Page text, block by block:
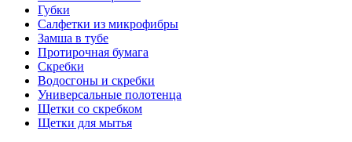
Губки
Салфетки из микрофибры
Замша в тубе
Протирочная бумага
Скребки
Водосгоны и скребки
Универсальные полотенца
Щетки со скребком
Щетки для мытья